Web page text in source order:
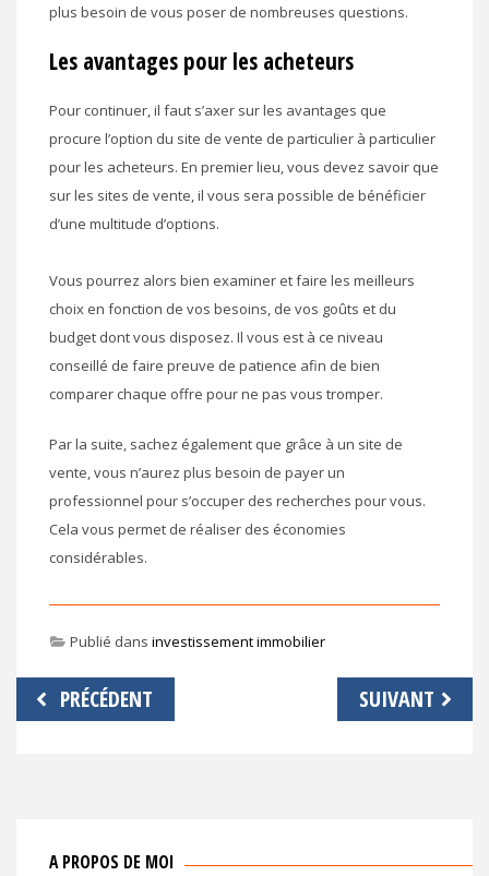
plus besoin de vous poser de nombreuses questions.
Les avantages pour les acheteurs
Pour continuer, il faut s’axer sur les avantages que
procure l’option du site de vente de particulier à particulier
pour les acheteurs. En premier lieu, vous devez savoir que
sur les sites de vente, il vous sera possible de bénéficier
d’une multitude d’options.
Vous pourrez alors bien examiner et faire les meilleurs
choix en fonction de vos besoins, de vos goûts et du
budget dont vous disposez. Il vous est à ce niveau
conseillé de faire preuve de patience afin de bien
comparer chaque offre pour ne pas vous tromper.
Par la suite, sachez également que grâce à un site de
vente, vous n’aurez plus besoin de payer un
professionnel pour s’occuper des recherches pour vous.
Cela vous permet de réaliser des économies
considérables.
Publié dans investissement immobilier
Navigation
de
PRÉCÉDENT SUIVANT
A PROPOS DE MOI